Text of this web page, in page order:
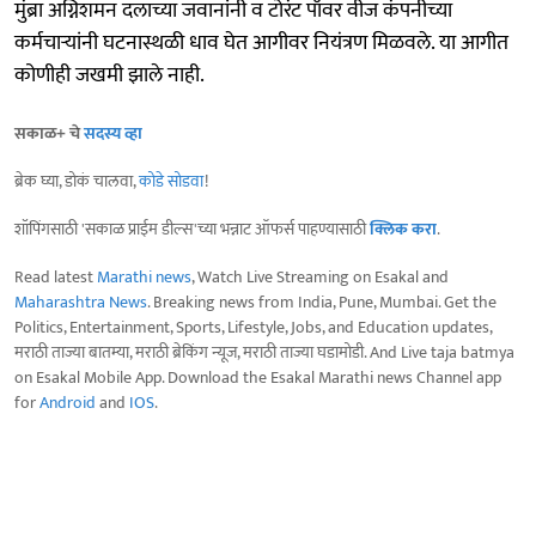
मुंब्रा अग्निशमन दलाच्या जवानांनी व टोरंट पॉवर वीज कंपनीच्या
कर्मचाऱ्यांनी घटनास्थळी धाव घेत आगीवर नियंत्रण मिळवले. या आगीत
कोणीही जखमी झाले नाही.
सकाळ+ चेसदस्य व्हा
ब्रेक घ्या, डोकं चालवा,कोडे सोडवा!
शॉपिंगसाठी 'सकाळ प्राईम डील्स'च्या भन्नाट ऑफर्स पाहण्यासाठीक्लिक करा.
Read latestMarathi news, Watch Live Streaming on Esakal and
Maharashtra News. Breaking news from India, Pune, Mumbai. Get the
Politics, Entertainment, Sports, Lifestyle, Jobs, and Education updates,
मराठी ताज्या बातम्या, मराठी ब्रेकिंग न्यूज, मराठी ताज्या घडामोडी. And Live taja batmya
on Esakal Mobile App. Download the Esakal Marathi news Channel app
forAndroidand IOS.